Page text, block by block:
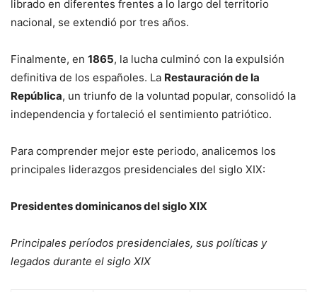
librado en diferentes frentes a lo largo del territorio
nacional, se extendió por tres años.
Finalmente, en 1865, la lucha culminó con la expulsión
definitiva de los españoles. La Restauración de la
República, un triunfo de la voluntad popular, consolidó la
independencia y fortaleció el sentimiento patriótico.
Para comprender mejor este periodo, analicemos los
principales liderazgos presidenciales del siglo XIX:
Presidentes dominicanos del siglo XIX
Principales períodos presidenciales, sus políticas y
legados durante el siglo XIX